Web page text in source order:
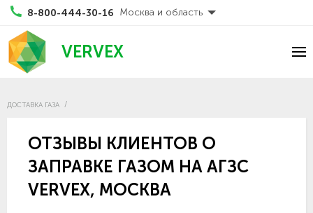
8-800-444-30-16 Москва и область
VERVEX
ДОСТАВКА ГАЗА
ОТЗЫВЫ КЛИЕНТОВ О
ЗАПРАВКЕ ГАЗОМ НА АГЗС
VERVEX, МОСКВА